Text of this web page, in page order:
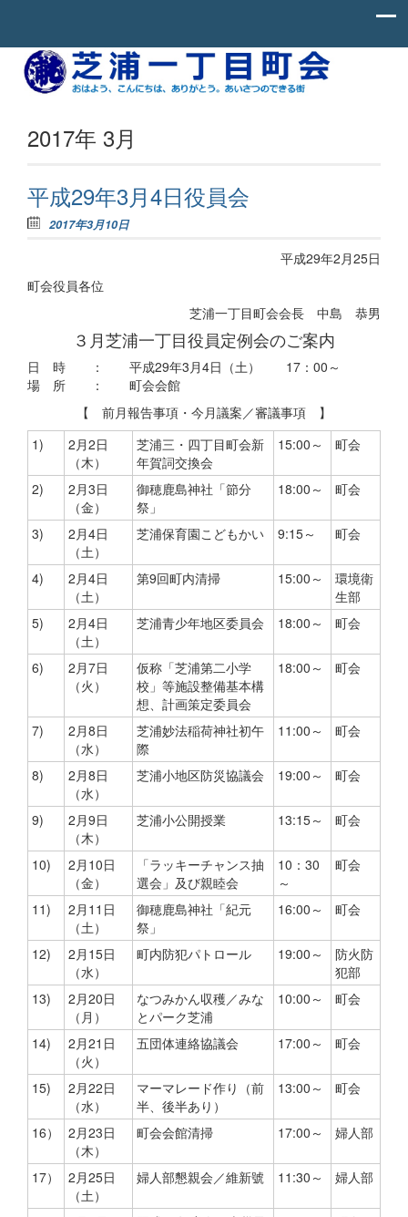
Skip to content
芝
一
丁
町
会
お
は
よ
こ
ん
わ、
あ
り
が
い
き
る
街。
2017年 3月
平成29年3月4日役員会
2017年3月10日
平成29年2月25日
町会役員各位
芝浦一丁目町会会長 中島 恭男
３月芝浦一丁目役員定例会のご案内
日 時 ： 平成29年3月4日（土） 17：00～
場 所 ： 町会会館
【 前月報告事項・今月議案／審議事項 】
1)
2月2日
（木）
芝浦三・四丁目町会新
年賀詞交換会
15:00～ 町会
2)
2月3日
（金）
御穂鹿島神社「節分
祭」
18:00～ 町会
3)
2月4日
（土）
芝浦保育園こどもかい 9:15～ 町会
4)
2月4日
（土）
第9回町内清掃 15:00～
環境衛
生部
5)
2月4日
（土）
芝浦青少年地区委員会 18:00～ 町会
6)
2月7日
（火）
仮称「芝浦第二小学
校」等施設整備基本構
想、計画策定委員会
18:00～ 町会
7)
2月8日
（水）
芝浦妙法稲荷神社初午
際
11:00～ 町会
8)
2月8日
（水）
芝浦小地区防災協議会 19:00～ 町会
9)
2月9日
（木）
芝浦小公開授業 13:15～ 町会
10)
2月10日
（金）
「ラッキーチャンス抽
選会」及び親睦会
10：30
～
町会
11)
2月11日
（土）
御穂鹿島神社「紀元
祭」
16:00～ 町会
12)
2月15日
（水）
町内防犯パトロール 19:00～
防火防
犯部
13)
2月20日
（月）
なつみかん収穫／みな
とパーク芝浦
10:00～ 町会
14)
2月21日
（火）
五団体連絡協議会 17:00～ 町会
15)
2月22日
（水）
マーマレード作り（前
半、後半あり）
13:00～ 町会
16）
2月23日
（木）
町会会館清掃 17:00～ 婦人部
17）
2月25日
（土）
婦人部懇親会／維新號 11:30～ 婦人部